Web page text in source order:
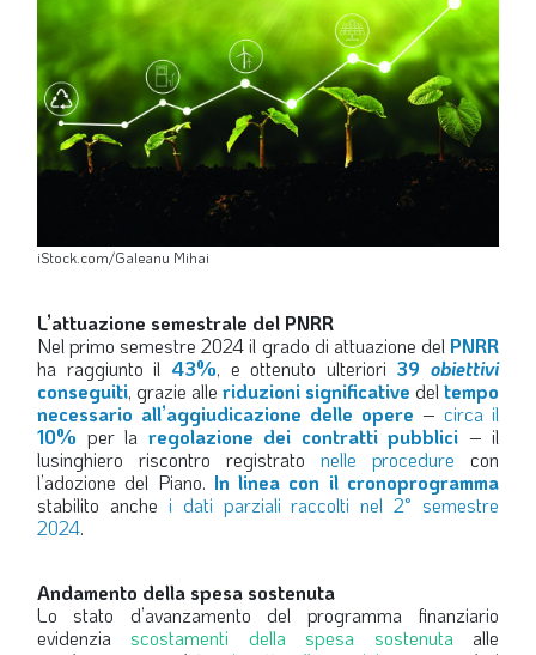
iStock.com/Galeanu Mihai
L’attuazione semestrale del PNRR
Nel primo semestre 2024 il grado di attuazione del PNRR
ha raggiunto il 43%, e ottenuto ulteriori 39 obiettivi
conseguiti, grazie alle riduzioni significative del tempo
necessario all’aggiudicazione delle opere – circa il
10% per la regolazione dei contratti pubblici – il
lusinghiero riscontro registrato nelle procedure con
l’adozione del Piano. In linea con il cronoprogramma
stabilito anche i dati parziali raccolti nel 2° semestre
2024.
Andamento della spesa sostenuta
Lo stato d’avanzamento del programma finanziario
evidenzia scostamenti della spesa sostenuta alle